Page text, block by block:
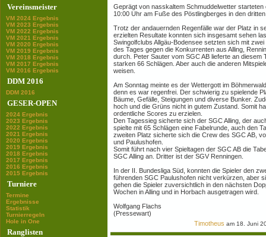
Vereinsmeister
VM 2024 Ergebnis
VM 2023 Ergebnis
VM 2022 Ergebnis
VM 2021 Ergebnis
VM 2020 Ergebnis
VM 2019 Ergebnis
VM 2018 Ergebnis
VM 2017 Ergebnis
VM 2016 Ergebnis
DDM 2016
DDM 2016
GESER-OPEN
2024 Ergebnis
2023 Ergebnis
2022 Ergebnis
2021 Ergebnis
2020 Ergebnis
2019 Ergebnis
2018 Ergebnis
2017 Ergebnis
2016 Ergebnis
2015 Ergebnis
Turniere
Termine
Ergebnisse
Statistik
Turnierregeln
Hole in One
Ranglisten
Geprägt von nasskaltem Schmuddelwetter
10:00 Uhr am Fuße des Pöstlingberges in den
Trotz der andauernden Regenfälle war der Platz in
erzielten Resultate konnten sich insgesamt sehen
Swingolfclubs Allgäu-Bodensee setzten sich mit
des Tages gegen die Konkurrenten aus Alling,
durch. Peter Sauter vom SGC AB lieferte an diesem
starken 66 Schlägen. Aber auch die anderen
weisen.
Am Sonntag meinte es der Wettergott im
denn es war regenfrei. Der schwierig zu spielende
Bäume, Gefälle, Steigungen und diverse Bunker.
hoch und die Grüns nicht in gutem Zustand. Somit
ordentliche Scores zu erzielen.
Den Tagessieg sicherte sich der SGC Alling, der
spielte mit 65 Schlägen eine Fabelrunde, auch den
zweiten Platz sicherte sich die Crew des SGC AB,
und Paulushofen.
Somit führt nach vier Spieltagen der SGC AB die
SGC Alling an. Dritter ist der SGV Renningen.
In der II. Bundesliga Süd, konnten die Spieler den
führenden SGC Paulushofen nicht verkürzen, aber
gehen die Spieler zuversichtlich in den nächsten
Wochen in Alling und in Horbach ausgetragen wird.
Wolfgang Flachs
(Pressewart)
Timotheus am 18. Juni